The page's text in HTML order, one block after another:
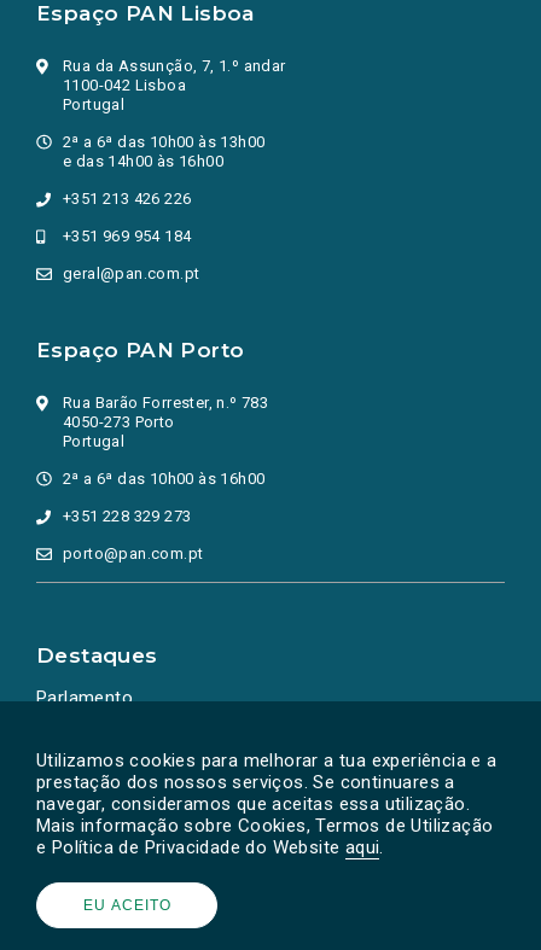
Utilizamos cookies para melhorar a tua experiência e a
prestação dos nossos serviços. Se continuares a
navegar, consideramos que aceitas essa utilização.
Mais informação sobre Cookies, Termos de Utilização
e Política de Privacidade do Website aqui.
EU ACEITO
Espaço PAN Lisboa
Rua da Assunção, 7, 1.º andar
1100-042 Lisboa
Portugal
2ª a 6ª das 10h00 às 13h00
e das 14h00 às 16h00
+351 213 426 226
+351 969 954 184
geral@pan.com.pt
Espaço PAN Porto
Rua Barão Forrester, n.º 783
4050-273 Porto
Portugal
2ª a 6ª das 10h00 às 16h00
+351 228 329 273
porto@pan.com.pt
Destaques
Parlamento
Powered by © PAN 2026